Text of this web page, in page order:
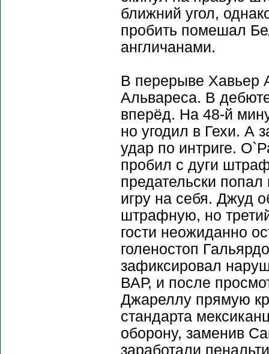
ближний угол,
пробить помешал
англичанами.
В перерыве Хавьер
Альвареса. В
вперёд. На 48-й
но угодил в Гехи. А
удар по интриге.
пробил с дуги
предательски
игру на себя. Джуд
штрафную, но
гости неожиданно
голеностоп
зафиксировал
ВАР, и после
Джареллу прямую
стандарта
оборону, заменив
заработали